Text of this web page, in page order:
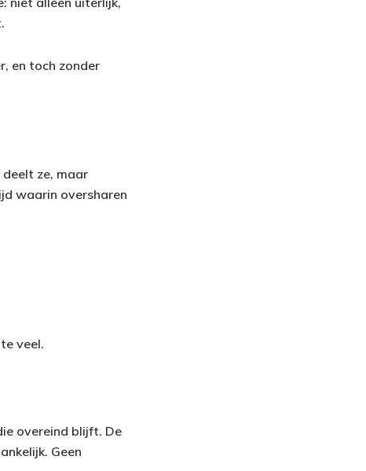
en toch zonder
ze, maar
waarin oversharen
veel.
overeind blijft. De
Geen